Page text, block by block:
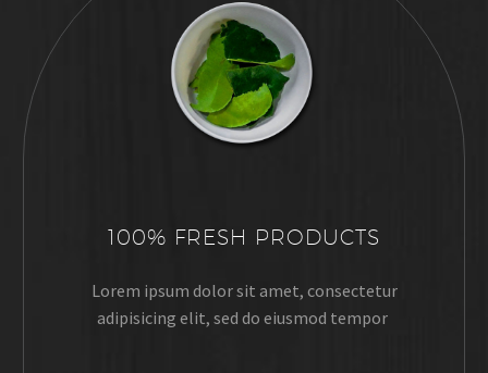
100% FRESH PRODUCTS
Lorem ipsum dolor sit amet, consectetur
adipisicing elit, sed do eiusmod tempor